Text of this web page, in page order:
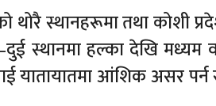
थोरै स्थानहरूमा तथा कोशी
स्थानमा हल्का देखि मध्यम
यातायातमा आंशिक असर